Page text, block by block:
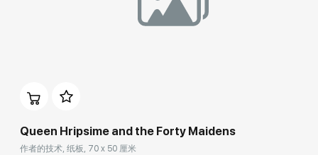
Queen Hripsime and the Forty Maidens
作者的技术, 纸板, 70 x 50 厘米